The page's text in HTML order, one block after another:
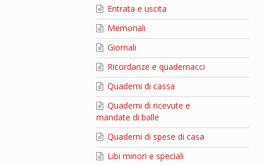
Entrata e uscita
Memoriali
Giornali
Ricordanze e quadernacci
Quaderni di cassa
Quaderni di ricevute e
mandate di balle
Quaderni di spese di casa
Libi minori e speciali